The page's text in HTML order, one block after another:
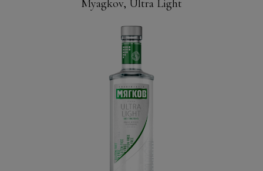
Myagkov, Ultra Light